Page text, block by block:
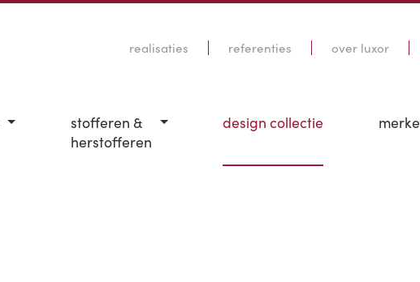
realisaties referenties over luxor
stofferen &
herstofferen
design collectie